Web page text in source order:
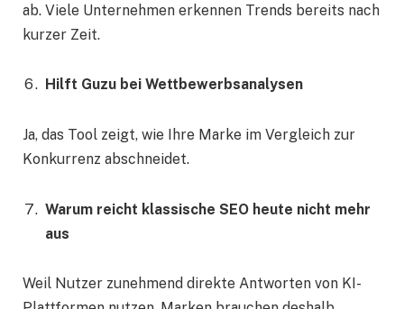
ab. Viele Unternehmen erkennen Trends bereits nach
kurzer Zeit.
Hilft Guzu bei Wettbewerbsanalysen
Ja, das Tool zeigt, wie Ihre Marke im Vergleich zur
Konkurrenz abschneidet.
Warum reicht klassische SEO heute nicht mehr
aus
Weil Nutzer zunehmend direkte Antworten von KI-